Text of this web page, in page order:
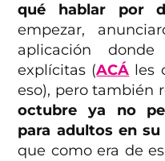
qué hablar por
empezar,
aplicación
explícitas (ACÁ les
eso), pero también
octubre ya no
para adultos en
que como era de